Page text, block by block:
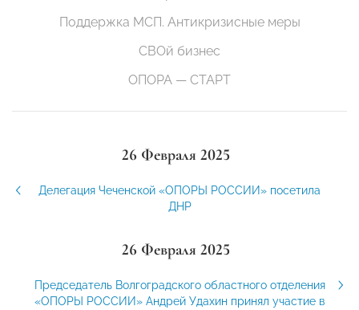
Поддержка МСП. Антикризисные меры
СВОй бизнес
ОПОРА — СТАРТ
26 Февраля 2025
Делегация Чеченской «ОПОРЫ РОССИИ» посетила
ДНР
26 Февраля 2025
Председатель Волгоградского областного отделения
«ОПОРЫ РОССИИ» Андрей Удахин принял участие в